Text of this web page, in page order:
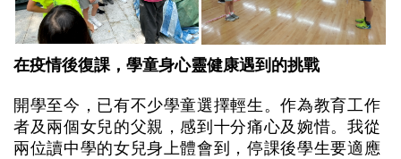
在疫情後復課，學童身心靈健康遇到的挑戰
開學至今，已有不少學童選擇輕生。作為教育工作
者及兩個女兒的父親，感到十分痛心及婉惜。我從
兩位讀中學的女兒身上體會到，停課後學生要適應